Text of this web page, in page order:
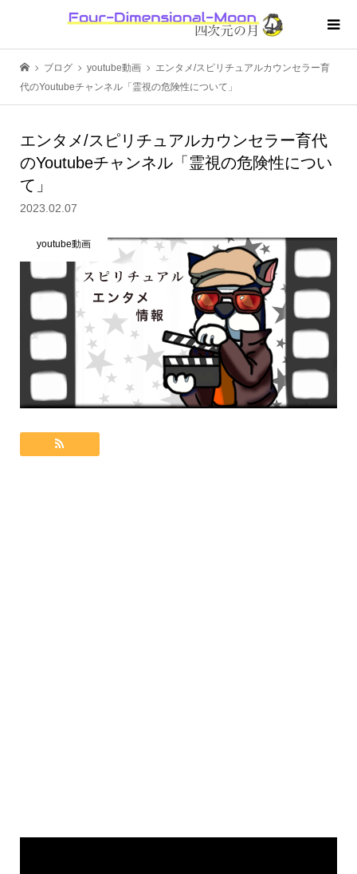
ブログ youtube動画
エンタメ/スピリチュアルカウンセラー育
代のYoutubeチャンネル「霊視の危険性について」
エンタメ/スピリチュアルカウンセラー育代
のYoutubeチャンネル「霊視の危険性につい
て」
2023.02.07
youtube動画